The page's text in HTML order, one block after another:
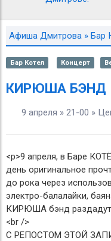
Афиша Дмитрова » Бар
Бар Котел Концерт
КИРЮША БЭНД
9 апреля » 21-00 »
<p>9 апреля, в Баре
день оригинальное
до рока через
электро-балалайки,
КИРЮША бэнд раздадут
<br />
С РЕПОСТОМ ЭТОЙ